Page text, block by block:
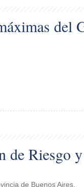
del
de Riesgo
de Buenos Aires.